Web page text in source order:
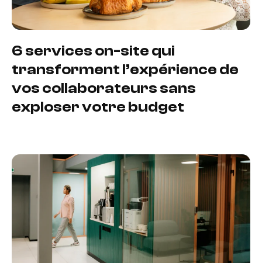
6 services on-site qui
transforment l’expérience de
vos collaborateurs sans
exploser votre budget